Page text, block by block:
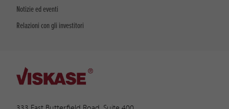
Notizie ed eventi
Relazioni con gli investitori